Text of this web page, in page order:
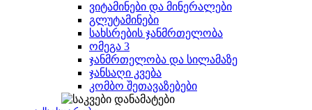
ვიტამინები და მინერალები
გლუტამინები
სახსრების ჯანმრთელობა
ომეგა 3
ჯანმრთელობა და სილამაზე
ჯანსაღი კვება
კომბო შეთავაზებები